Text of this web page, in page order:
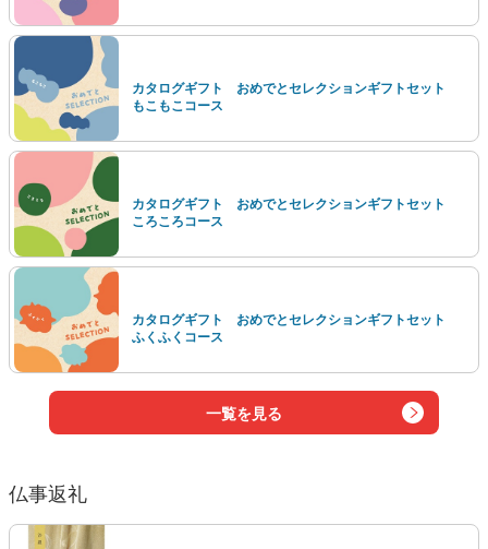
カタログギフト おめでとセレクションギフトセット
もこもこコース
カタログギフト おめでとセレクションギフトセット
ころころコース
カタログギフト おめでとセレクションギフトセット
ふくふくコース
一覧を見る
仏事返礼